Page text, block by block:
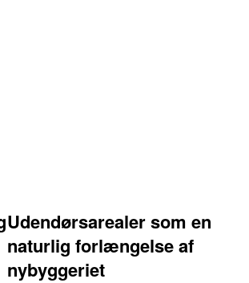
Udendørsarealer som en
naturlig forlængelse af
nybyggeriet